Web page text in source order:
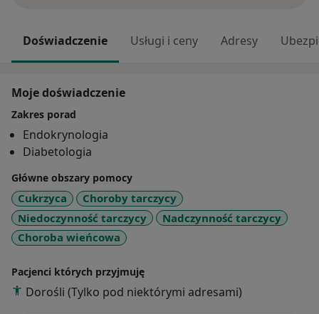
Doświadczenie Usługi i ceny Adresy
Moje doświadczenie
Zakres porad
Endokrynologia
Diabetologia
Główne obszary pomocy
Cukrzyca
Choroby tarczycy
Niedoczynność tarczycy
Nadczynność tarczycy
Choroba wieńcowa
Pacjenci których przyjmuję
Dorośli (Tylko pod niektórymi adresami)